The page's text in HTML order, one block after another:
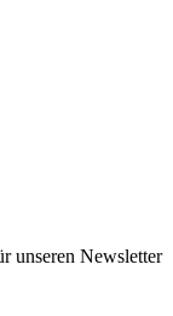
unseren Newsletter